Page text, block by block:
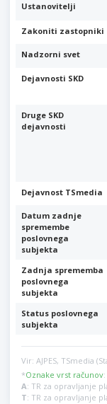
Ustanovitelji
Zakoniti zastopniki
Nadzorni svet
Dejavnosti SKD
Druge SKD
dejavnosti
Dejavnost TSmedia
Datum zadnje
spremembe
poslovnega
subjekta
Zadnja sprememba
poslovnega
subjekta
Status poslovnega
subjekta
Vir: AJPES, TSmedia
*Oznake vrst računov:
A: TR za opravljanje
T: TR za opravljanje